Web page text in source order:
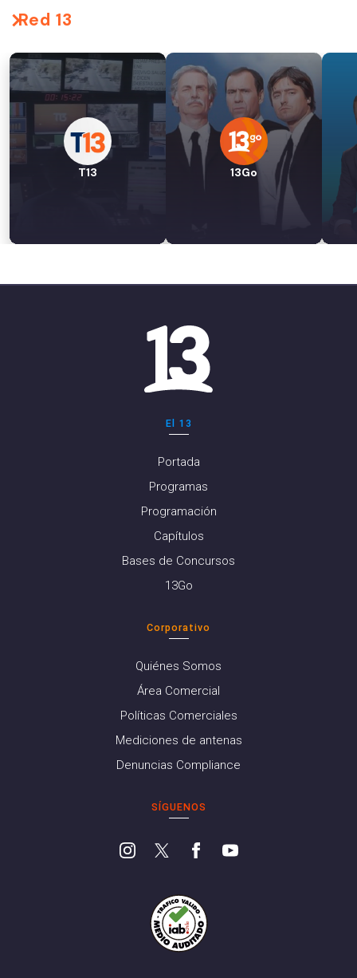
Red 13
T13 13Go
El 13
Portada
Programas
Programación
Capítulos
Bases de Concursos
13Go
Corporativo
Quiénes Somos
Área Comercial
Políticas Comerciales
Mediciones de antenas
Denuncias Compliance
SÍGUENOS